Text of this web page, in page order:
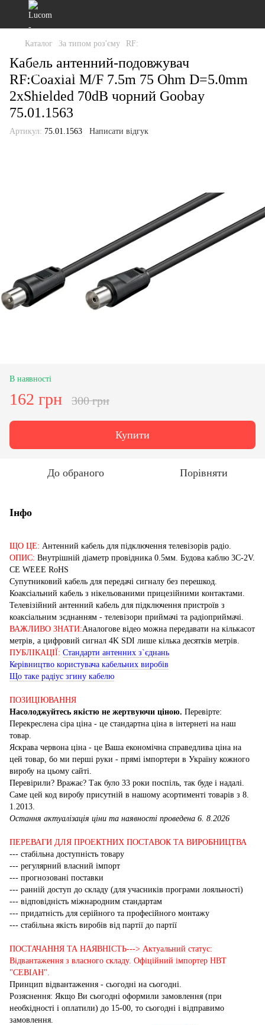
Каталог За типом роз'єму RF:
Кабель антенний-подовжувач
RF:Coaxial M/F 7.5m 75 Ohm D=5.0mm
2xShielded 70dB чорний Goobay
75.01.1563
Артикул: 75.01.1563 Написати відгук
В наявності
162 грн 300 грн
Купити
До обраного Порівняти
Інфо
ЩО ЦЕ: Антенний кабель для підключення телевізорів радіо.
ОПИС: Внутрішній діаметр провідника 0.5мм. Будова каблю 3C-2V.
CE WEEE RoHS
Супутниковий кабель для передачі сигналу без перешкод.
Коаксіальний кабель з нікельованими прицезійними контактами.
Телевізійний антенний кабель для підключення пристроїв з
коаксіальним зєднанням - телевізори приймачі та радіоприймачі.
ВАЖЛИВО ЗНАТИ:Аналогове відео можна передавати на кількасот
метрів, а цифровий сигнал 4K SDI лише кілька десятків метрів.
ПУБЛІКАЦІЇ: Стандарти антенних з`єднань
Керівництво користувача кабельних виробів
Що таке радіус згину кабелю
ПОЗИЦІЮВАННЯ
Насолоджуйтесь якістю не жертвуючи ціною. Перевірте:
Перекреслена сіра ціна - це стандартна ціна в інтернеті на наш
товар.
Яскрава червона ціна - це Ваша економічна справедлива ціна на
цей товар, бо ми перші руки - прямі імпортери в Україну кожного
виробу на цьому сайті.
Перевірили? Вражає? Так було 33 роки поспіль, так буде і надалі.
Саме цей код виробу присутній в нашому асортименті товарів з 8.
1.2013.
Остання актуалізація ціни та наявності проведена 6. 8.2026
ПЕРЕВАГИ ДЛЯ ПРОЕКТНИХ ПОСТАВОК ТА ВИРОБНИЦТВА
--- стабільна доступність товару
--- регулярний власний імпорт
--- прогнозовані поставки
--- ранній доступ до складу (для учасників програми лояльності)
--- відповідність міжнародним стандартам
--- придатність для серійного та професійного монтажу
--- стабільна якість виробів від партії до партії
ПОСТАЧАННЯ ТА НАЯВНІСТЬ---> Актуальний статус:
Відвантаження з власного складу. Офіційний імпортер НВТ
"СЕВІАН".
Принцип відвантаження - сьогодні на сьогодні.
Розяснення: Якщо Ви сьогодні оформили замовлення (при
необхідності і оплатили) до 15-00, то сьогодні і відправимо
замовлення.